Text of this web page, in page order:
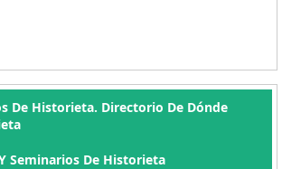
De Historieta. Directorio De Dónde
Seminarios De Historieta